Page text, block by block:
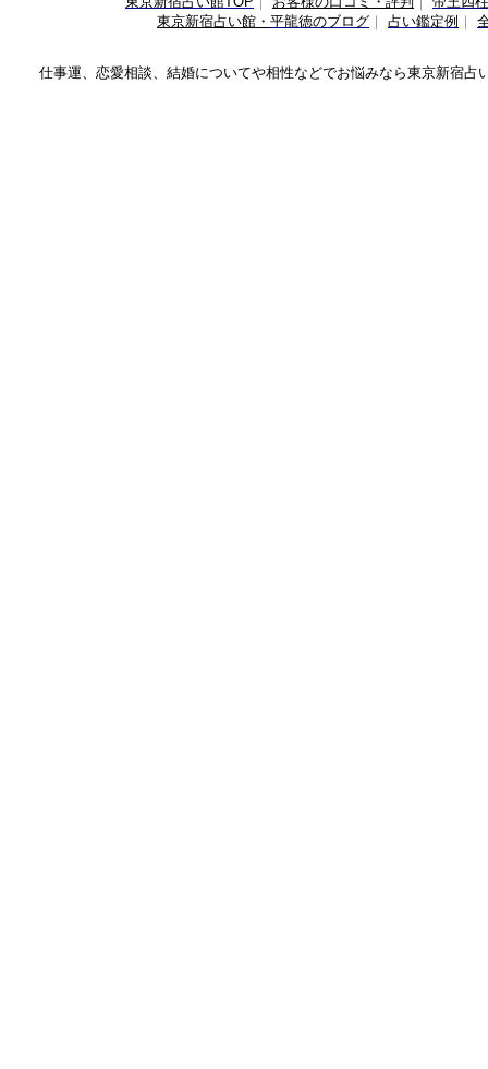
東京新宿占い館・ 平龍徳のブログ ｜ 占い鑑定例 ｜
仕事運、恋愛相談、結婚についてや相性などでお悩みなら東京新宿占